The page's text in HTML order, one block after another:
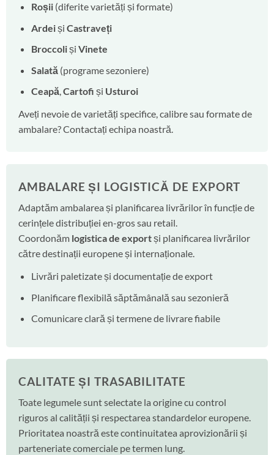
Roșii(diferite varietăți și formate)
Ardeiși Castraveți
Broccoliși Vinete
Salată(programe sezoniere)
Ceapă,Cartofi și Usturoi
Aveți nevoie de varietăți specifice, calibre sau formate de
ambalare? Contactați echipa noastră.
AMBALARE ȘI LOGISTICĂ DE EXPORT
Adaptăm ambalarea și planificarea livrărilor în funcție de
cerințele distribuției en-gros sau retail.
Coordonăm logistica de exportși planificarea livrărilor
către destinații europene și internaționale.
Livrări paletizate și documentație de export
Planificare flexibilă săptămânală sau sezonieră
Comunicare clară și termene de livrare fiabile
CALITATE ȘI TRASABILITATE
Toate legumele sunt selectate la origine cu control
riguros al calității și respectarea standardelor europene.
Prioritatea noastră este continuitatea aprovizionării și
parteneriate comerciale pe termen lung.